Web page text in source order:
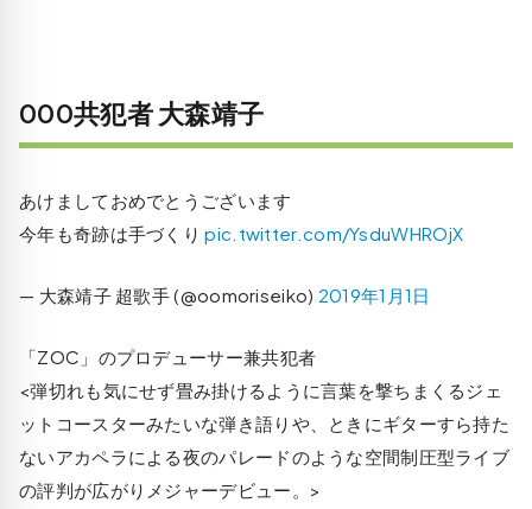
000共犯者 大森靖子
あけましておめでとうございます
今年も奇跡は手づくりpic.twitter.com/YsduWHROjX
— 大森靖子 超歌手 (@oomoriseiko) 2019年1月1日
「ZOC」のプロデューサー兼共犯者
<弾切れも気にせず畳み掛けるように言葉を撃ちまくるジェ
ットコースターみたいな弾き語りや、ときにギターすら持た
ないアカペラによる夜のパレードのような空間制圧型ライブ
の評判が広がりメジャーデビュー。>